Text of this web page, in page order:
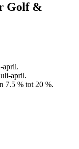
Golf &
april.
april.
7.5 % tot 20 %.